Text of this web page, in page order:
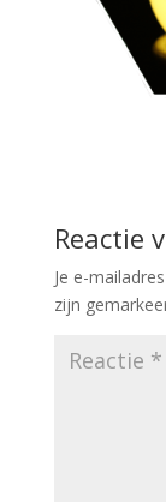
Reactie
Je e-
zijn